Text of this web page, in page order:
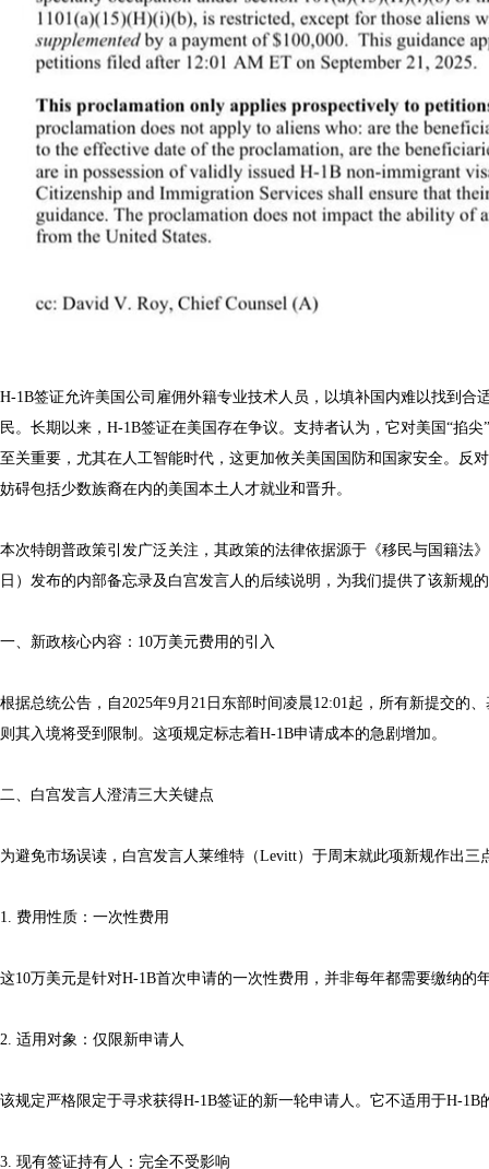
H-1B签证允许美国公司雇佣外籍专业技术人员，以填补国内难以找到
民。长期以来，H-1B签证在美国存在争议。支持者认为，它对美国“掐
至关重要，尤其在人工智能时代，这更加攸关美国国防和国家安全。反
妨碍包括少数族裔在内的美国本土人才就业和晋升。
本次特朗普政策引发广泛关注，其政策的法律依据源于《移民与国籍法
日）发布的内部备忘录及白宫发言人的后续说明，为我们提供了该新规
一、新政核心内容：10万美元费用的引入
根据总统公告，自2025年9月21日东部时间凌晨12:01起，所有新提交的
则其入境将受到限制。这项规定标志着H-1B申请成本的急剧增加。
二、白宫发言人澄清三大关键点
为避免市场误读，白宫发言人莱维特（Levitt）于周末就此项新规作出
1. 费用性质：一次性费用
这10万美元是针对H-1B首次申请的一次性费用，并非每年都需要缴纳的
2. 适用对象：仅限新申请人
该规定严格限定于寻求获得H-1B签证的新一轮申请人。它不适用于H-
3. 现有签证持有人：完全不受影响